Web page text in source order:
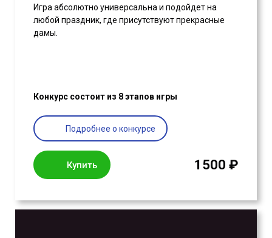
Игра абсолютно универсальна и подойдет на
любой праздник, где присутствуют прекрасные
дамы.
Конкурс состоит из 8 этапов игры
Подробнее о конкурсе
Купить 1500 ₽